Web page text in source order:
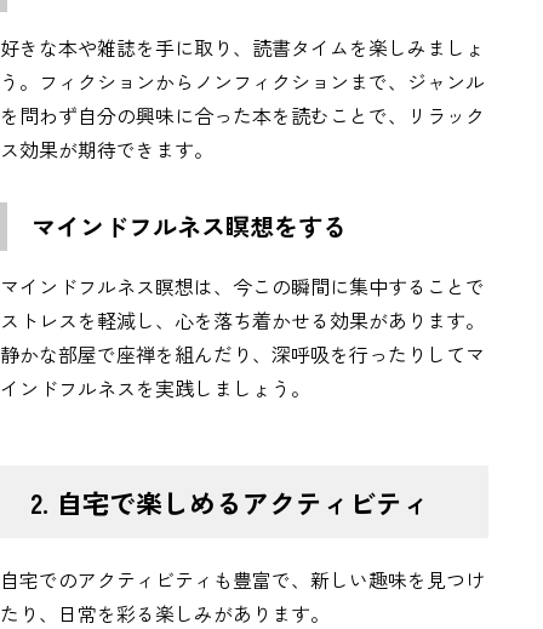
好きな本や雑誌を手に取り、読書タイムを楽しみましょ
う。フィクションからノンフィクションまで、ジャンル
を問わず自分の興味に合った本を読むことで、リラック
ス効果が期待できます。
マインドフルネス瞑想をする
マインドフルネス瞑想は、今この瞬間に集中することで
ストレスを軽減し、心を落ち着かせる効果があります。
静かな部屋で座禅を組んだり、深呼吸を行ったりしてマ
インドフルネスを実践しましょう。
2. 自宅で楽しめるアクティビティ
自宅でのアクティビティも豊富で、新しい趣味を見つけ
たり、日常を彩る楽しみがあります。